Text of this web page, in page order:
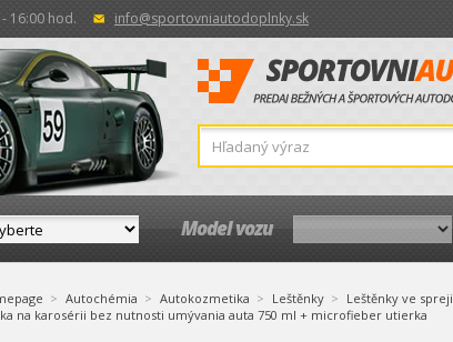
16:00 hod. info@sportovniautodoplnky.sk
Model vozu
Autochémia Autokozmetika Leštěnky
Leštěnky ve spreji
na karosérii bez nutnosti umývania auta 750 ml + microfieber utierka